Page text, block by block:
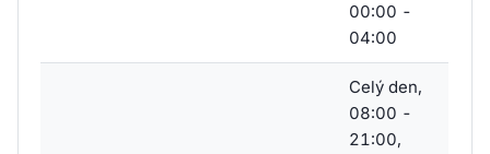
00:00 -
04:00
Celý den,
08:00 -
21:00,